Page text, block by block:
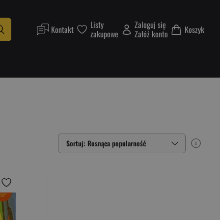
Kontakt Listy
zakupowe
Zaloguj się
Załóż konto Koszyk
Sortuj: Rosnąca popularność